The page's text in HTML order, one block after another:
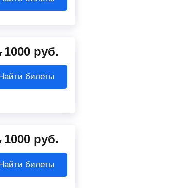
1000 руб.
билеты
1000 руб.
билеты